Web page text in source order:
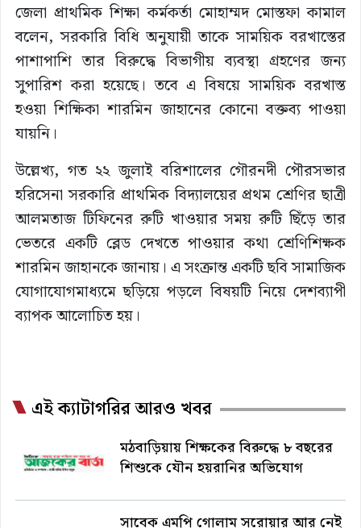
জেলা প্রাথমিক শিক্ষা কর্মকর্তা মোহাম্মদ মোস্তফা কামাল
বলেন, সরকারি বিধি অনুযায়ী তাকে সাময়িক বরখাস্তের
পাশাপাশি তার বিরুদ্ধে বিভাগীয় ব্যবস্থা গ্রহণের জন্য
সুপারিশ করা হয়েছে। তবে এ বিষয়ে সাময়িক বরখাস্ত
হওয়া শিক্ষিকা শারমিন জাহানের কোনো বক্তব্য পাওয়া
যায়নি।
উল্লেখ্য, গত ২২ জুলাই বরিশালের গৌরনদী পৌরসভার
হরিসেনা সরকারি প্রাথমিক বিদ্যালয়ের প্রথম শ্রেণির ছাত্রী
আলমতাজ টিফিনের রুটি খাওয়ার সময় রুটি ছিঁড়ে তার
ভেতরে একটি ব্লেড দেখতে পাওয়ার কথা শ্রেণিশিক্ষক
শারমিন জাহানকে জানায়। এ সংক্রান্ত একটি ছবি সামাজিক
যোগাযোগমাধ্যমে ছড়িয়ে পড়লে বিষয়টি নিয়ে দেশব্যাপী
ব্যাপক আলোচিত হয়।
এই ক্যাটাগরির আরও খবর
মঠবাড়িয়ায় শিক্ষকের বিরুদ্ধে ৮ বছরের
শিশুকে যৌন হয়রানির অভিযোগ
সাবেক এমপি গোলাম সরোয়ার আর নেই